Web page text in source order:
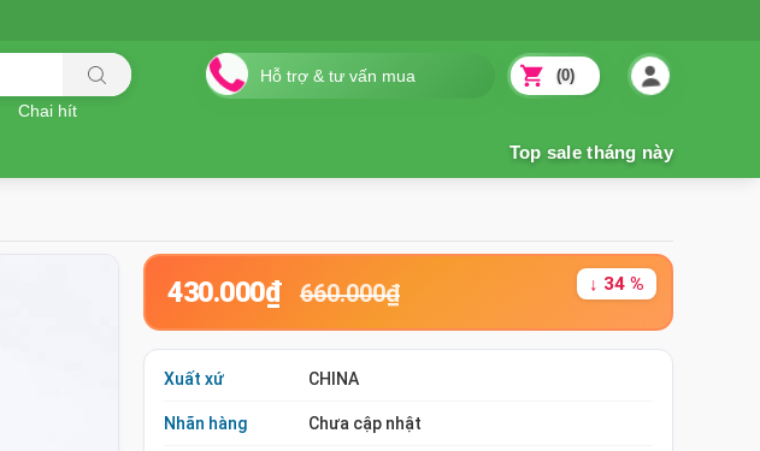
Chai hít
(0)
430.000₫ 660.000₫ ↓ 34 %
Xuất xứ CHINA
Nhãn hàng Chưa cập nhật